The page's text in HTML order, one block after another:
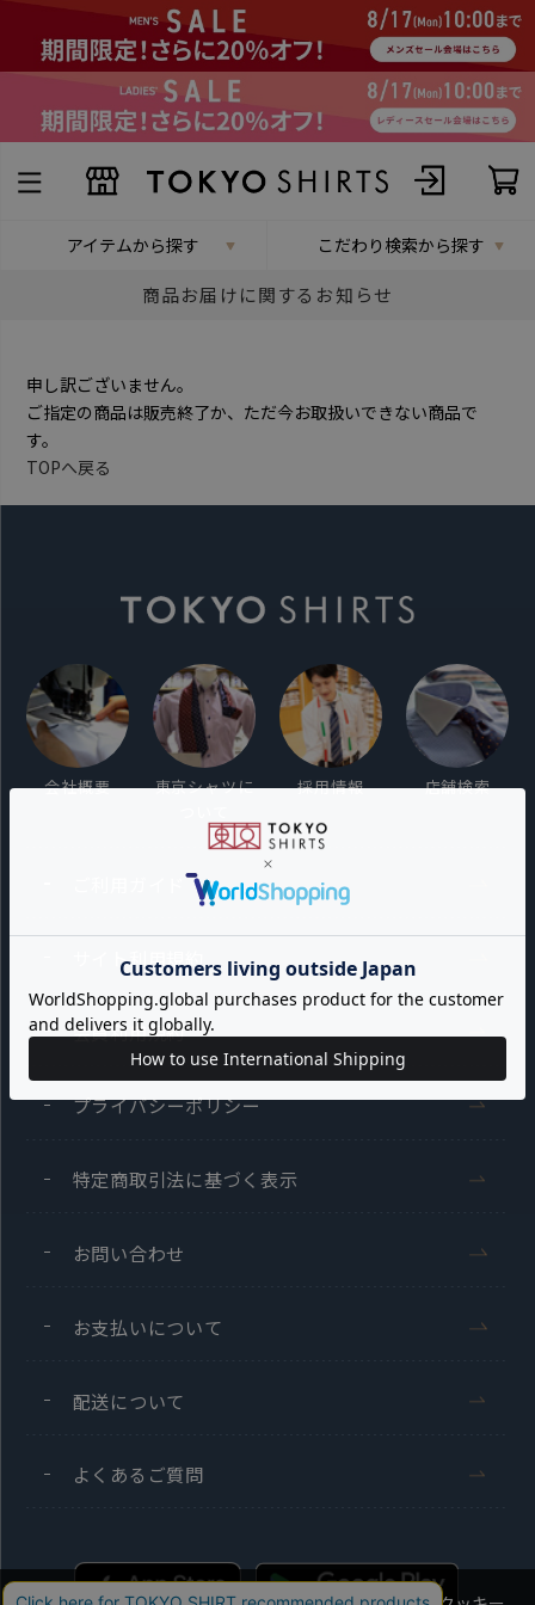
アイテムから探す こだわり検索から探す
商品お届けに関するお知らせ
申し訳ございません。
ご指定の商品は販売終了か、ただ今お取扱いできない商品で
す。
TOPへ戻る
会社概要
東京シャツに
採用情報 店舗検索
ご利用ガイド
サイト利用規約
会員利用規約
プライバシーポリシー
特定商取引法に基づく表示
お問い合わせ
お支払いについて
配送について
よくあるご質問